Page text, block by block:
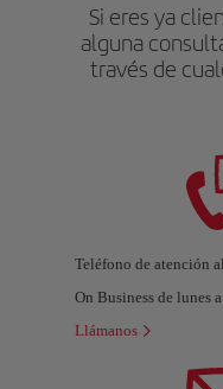
Si eres ya
alguna
través de
Teléfono de atención
On Business de lunes
Llámanos